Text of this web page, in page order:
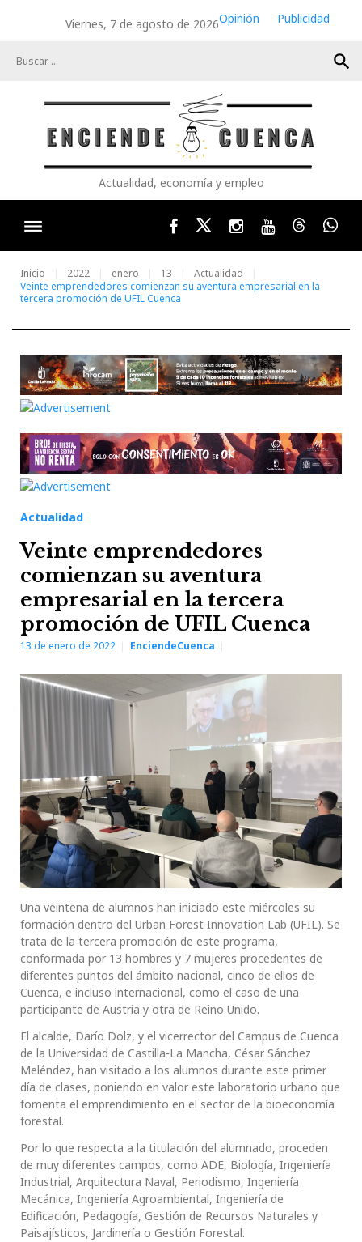
Viernes, 7 de agosto de 2026Opinión
Publicidad
search
Actualidad, economía y empleo
FacebookTwitterInstagram
YoutubeThreads
Inicio 2022 enero 13
Actualidad
Veinte emprendedores comienzan su aventura empresarial en la
tercera promoción de UFIL Cuenca
Actualidad
Veinte emprendedores
comienzan su aventura
empresarial en la tercera
promoción de UFIL Cuenca
13 de enero de 2022 EnciendeCuenca
Una veintena de alumnos han iniciado este miércoles su
formación dentro del Urban Forest Innovation Lab (UFIL). Se
trata de la tercera promoción de este programa,
conformada por 13 hombres y 7 mujeres procedentes de
diferentes puntos del ámbito nacional, cinco de ellos de
Cuenca, e incluso internacional, como el caso de una
participante de Austria y otra de Reino Unido.
El alcalde, Darío Dolz, y el vicerrector del Campus de Cuenca
de la Universidad de Castilla-La Mancha, César Sánchez
Meléndez, han visitado a los alumnos durante este primer
día de clases, poniendo en valor este laboratorio urbano que
fomenta el emprendimiento en el sector de la bioeconomía
forestal.
Por lo que respecta a la titulación del alumnado, proceden
de muy diferentes campos, como ADE, Biología, Ingeniería
Industrial, Arquitectura Naval, Periodismo, Ingeniería
Mecánica, Ingeniería Agroambiental, Ingeniería de
Edificación, Pedagogía, Gestión de Recursos Naturales y
Paisajísticos, Jardinería o Gestión Forestal.